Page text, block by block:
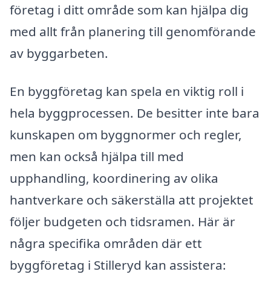
företag i ditt område som kan hjälpa dig
med allt från planering till genomförande
av byggarbeten.
En byggföretag kan spela en viktig roll i
hela byggprocessen. De besitter inte bara
kunskapen om byggnormer och regler,
men kan också hjälpa till med
upphandling, koordinering av olika
hantverkare och säkerställa att projektet
följer budgeten och tidsramen. Här är
några specifika områden där ett
byggföretag i Stilleryd kan assistera: